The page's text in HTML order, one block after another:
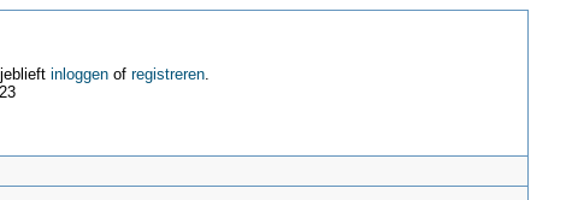
inloggenof registreren.